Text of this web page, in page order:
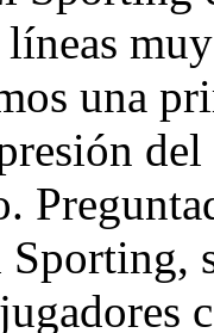
una
Sporting,